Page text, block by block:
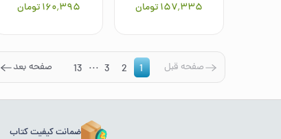
۱۵۷٬۳۳۵تومان ۱۶۰٬۳۹۵ تومان
صفحه قبل 1
2
3
...
13 صفحه بعد
ضمانت کیفیت کتاب